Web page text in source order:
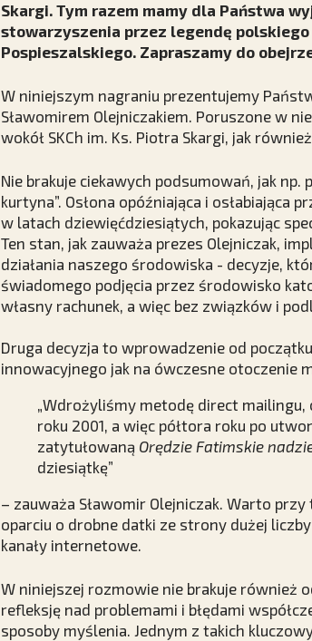
Skargi. Tym razem mamy dla Państwa
stowarzyszenia przez legendę
Pospieszalskiego. Zapraszamy do
W niniejszym nagraniu prezentujemy
Sławomirem Olejniczakiem. Poruszone w
wokół SKCh im. Ks. Piotra Skargi, jak
Nie brakuje ciekawych podsumowań, jak
kurtyna”. Osłona opóźniająca i osłabiająca
w latach dziewięćdziesiątych, pokazując
Ten stan, jak zauważa prezes Olejniczak,
działania naszego środowiska - decyzje,
świadomego podjęcia przez środowisko
własny rachunek, a więc bez związków i
Druga decyzja to wprowadzenie od
innowacyjnego jak na ówczesne otoczenie
„Wdrożyliśmy metodę direct
roku 2001, a więc półtora roku po
zatytułowaną Orędzie Fatimskie
dziesiątkę”
– zauważa Sławomir Olejniczak. Warto
oparciu o drobne datki ze strony dużej
kanały internetowe.
W niniejszej rozmowie nie brakuje również
refleksję nad problemami i błędami
sposoby myślenia. Jednym z takich